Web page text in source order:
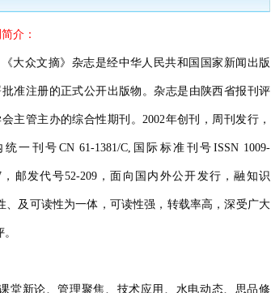
介：
《大众文摘》杂志是经中华人民共和国国家新闻出版
批准注册的正式公开出版物。杂志是由陕西省报刊评
会主管主办的综合性期刊。2002年创刊，周刊发行，
统一刊号CN 61-1381/C,国际标准刊号ISSN 1009-
，邮发代号52-209，面向国内外公开发行，融知识
、及可读性为一体，可读性强，转载率高，深受广大
。
堂新论、管理聚焦、技术应用、水电动态、思品修